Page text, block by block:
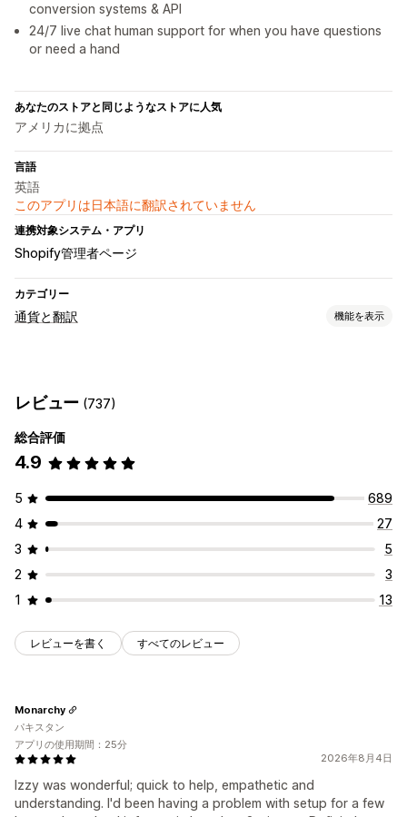
conversion systems & API
24/7 live chat human support for when you have questions
or need a hand
あなたのストアと同じようなストアに人気
アメリカに拠点
言語
英語
このアプリは日本語に翻訳されていません
連携対象システム・アプリ
Shopify管理者ページ
カテゴリー
通貨と翻訳 機能を表示
レビュー (737)
総合評価
4.9
5
689
4
27
3
5
2
3
1
13
レビューを書く すべてのレビュー
2026年8月4日
Izzy was wonderful; quick to help, empathetic and
understanding. I'd been having a problem with setup for a few
Monarchy
パキスタン
アプリの使用期間：25分